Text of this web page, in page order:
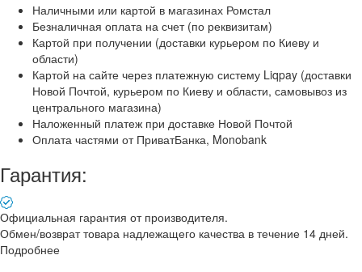
Наличными или картой в магазинах Ромстал
Безналичная оплата на счет (по реквизитам)
Картой при получении (доставки курьером по Киеву и
области)
Картой на сайте через платежную систему Liqpay (доставки
Новой Почтой, курьером по Киеву и области, самовывоз из
центрального магазина)
Наложенный платеж при доставке Новой Почтой
Оплата частями от ПриватБанка, Monobank
Гарантия:
Официальная гарантия от производителя.
Обмен/возврат товара надлежащего качества в течение 14 дней.
Подробнее